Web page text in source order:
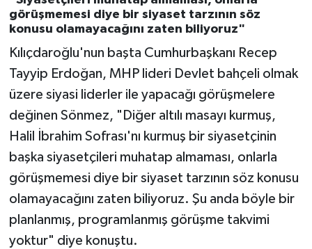
görüşmemesi diye bir siyaset tarzının söz
konusu olamayacağını zaten biliyoruz"
Kılıçdaroğlu'nun başta Cumhurbaşkanı Recep
Tayyip Erdoğan, MHP lideri Devlet bahçeli olmak
üzere siyasi liderler ile yapacağı görüşmelere
değinen Sönmez, "Diğer altılı masayı kurmuş,
Halil İbrahim Sofrası'nı kurmuş bir siyasetçinin
başka siyasetçileri muhatap almaması, onlarla
görüşmemesi diye bir siyaset tarzının söz konusu
olamayacağını zaten biliyoruz. Şu anda böyle bir
planlanmış, programlanmış görüşme takvimi
yoktur" diye konuştu.